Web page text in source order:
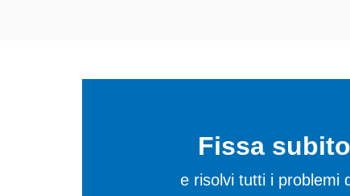
Fissa
e risolvi tutti i problemi